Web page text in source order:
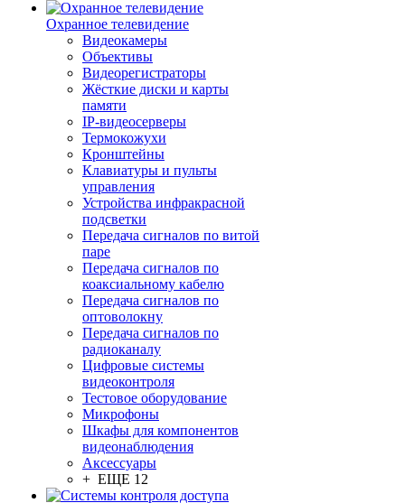
Охранное телевидение
Видеокамеры
Объективы
Видеорегистраторы
Жёсткие диски и карты
памяти
IP-видеосерверы
Термокожухи
Кронштейны
Клавиатуры и пульты
управления
Устройства инфракрасной
подсветки
Передача сигналов по витой
паре
Передача сигналов по
коаксиальному кабелю
Передача сигналов по
оптоволокну
Передача сигналов по
радиоканалу
Цифровые системы
видеоконтроля
Тестовое оборудование
Микрофоны
Шкафы для компонентов
видеонаблюдения
Аксессуары
+ ЕЩЕ 12